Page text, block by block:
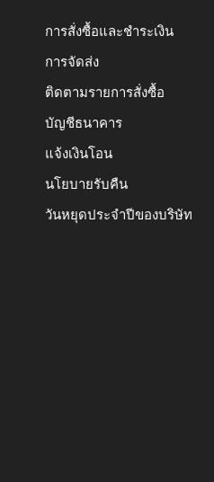
การสั่งซื้อและชำระเงิน
การจัดส่ง
ติดตามรายการสั่งซื้อ
บัญชีธนาคาร
แจ้งเงินโอน
นโยบายรับคืน
วันหยุดประจำปีของบริษัท